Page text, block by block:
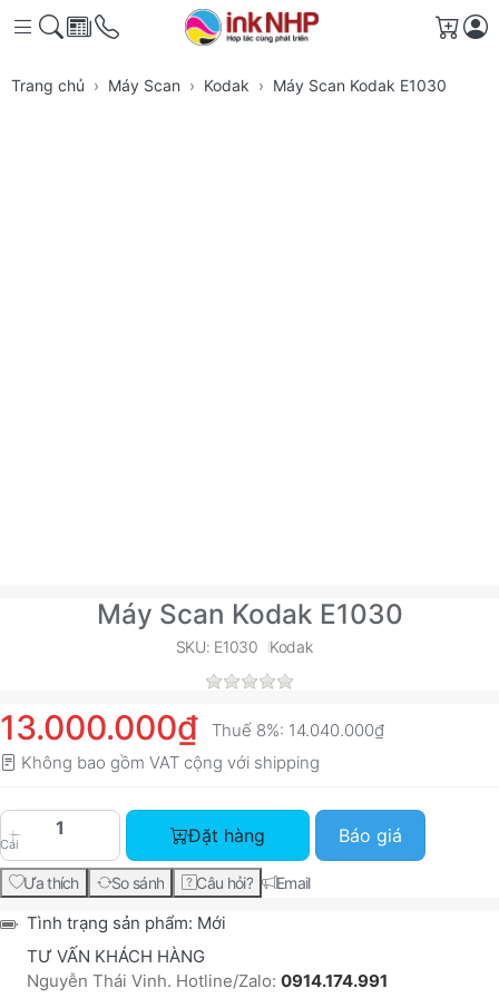
Giỏ
Trang chủ Máy Scan Kodak Máy Scan Kodak E1030
Máy Scan Kodak E1030
SKU: E1030 Kodak
13.000.000₫ Thuế 8%: 14.040.000₫
Không bao gồm VAT cộng với shipping
Cái
Máy Scan Kodak E1030 với giá 13.000.000₫, số
Đặt hàng Báo giá
Ưa thích So sánh Câu hỏi? Email
Tình trạng sản phẩm: Mới
TƯ VẤN KHÁCH HÀNG
Nguyễn Thái Vinh. Hotline/Zalo: 0914.174.991